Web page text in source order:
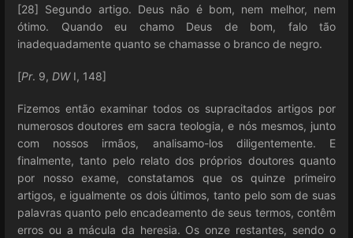
[28] Segundo artigo. Deus não é bom, nem melhor, nem
ótimo. Quando eu chamo Deus de bom, falo tão
inadequadamente quanto se chamasse o branco de negro.
[Pr. 9, DWI, 148]
Fizemos então examinar todos os supracitados artigos por
numerosos doutores em sacra teologia, e nós mesmos, junto
com nossos irmãos, analisamo-los diligentemente. E
finalmente, tanto pelo relato dos próprios doutores quanto
por nosso exame, constatamos que os quinze primeiro
artigos, e igualmente os dois últimos, tanto pelo som de suas
palavras quanto pelo encadeamento de seus termos, contêm
erros ou a mácula da heresia. Os onze restantes, sendo o